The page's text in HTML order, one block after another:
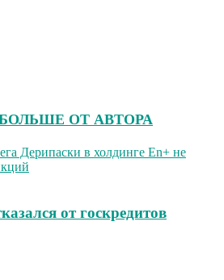
ОТ АВТОРА
от госкредитов